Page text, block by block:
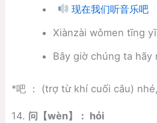
现在我们听音乐吧
Xiànzài wǒmen tīng
Bây giờ chúng ta hãy
*吧 ： (trợ từ khí cuối câu)
14. 问 【wèn】 ： hỏi